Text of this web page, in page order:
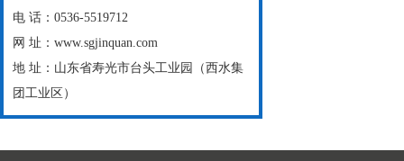
电 话：0536-5519712
网 址：www.sgjinquan.com
地 址：山东省寿光市台头工业园（西水集
团工业区）